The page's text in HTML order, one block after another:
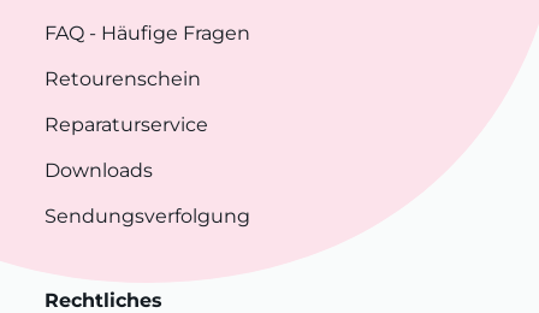
FAQ - Häufige Fragen
Retourenschein
Reparaturservice
Downloads
Sendungsverfolgung
Rechtliches